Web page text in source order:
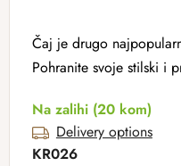
Čaj je drugo
Pohranite svoje stilski i
Na zalihi (20 kom)
Delivery options
KR026